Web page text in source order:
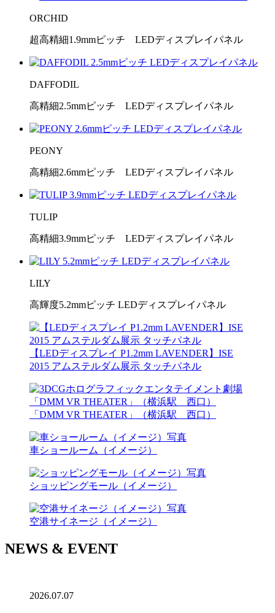
ORCHID
超高精細1.9mmピッチ LEDディスプレイパネル
DAFFODIL
高精細2.5mmピッチ LEDディスプレイパネル
PEONY
高精細2.6mmピッチ LEDディスプレイパネル
TULIP
高精細3.9mmピッチ LEDディスプレイパネル
LILY
高輝度5.2mmピッチ LEDディスプレイパネル
【LEDディスプレイ P1.2mm LAVENDER】ISE
2015 アムステルダム展示 タッチパネル
「DMM VR THEATER」（横浜駅 西口）
車ショールーム（イメージ）
ショッピングモール（イメージ）
空港サイネージ（イメージ）
NEWS & EVENT
2026.07.07